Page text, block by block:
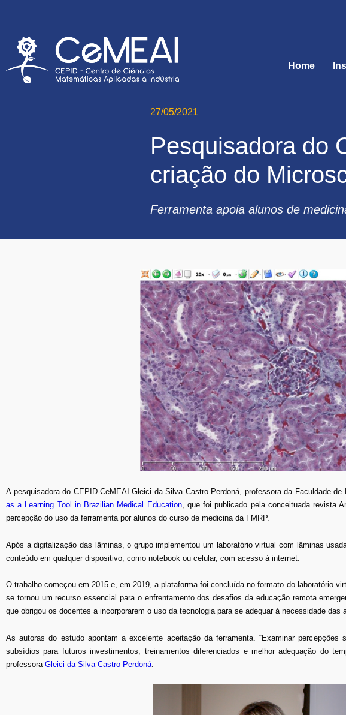
Home
27/05/2021
Pesquisadora do
criação do
Ferramenta apoia alunos de
A pesquisadora do CEPID-CeMEAI Gleici da Silva Castro Perdoná, professora da Faculdade
as a Learning Tool in Brazilian Medical Education, que foi publicado pela conceituada revista
percepção do uso da ferramenta por alunos do curso de medicina da FMRP.
Após a digitalização das lâminas, o grupo implementou um laboratório virtual com lâminas
conteúdo em qualquer dispositivo, como notebook ou celular, com acesso à internet.
O trabalho começou em 2015 e, em 2019, a plataforma foi concluída no formato do laboratório
se tornou um recurso essencial para o enfrentamento dos desafios da educação remota
que obrigou os docentes a incorporarem o uso da tecnologia para se adequar à necessidade das
As autoras do estudo apontam a excelente aceitação da ferramenta. “Examinar
subsídios para futuros investimentos, treinamentos diferenciados e melhor adequação do
professora Gleici da Silva Castro Perdoná